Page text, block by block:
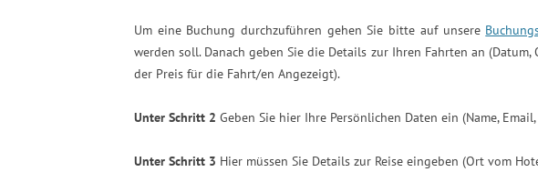
Um eine Buchung durchzuführen gehen Sie bitte auf unsere
werden soll. Danach geben Sie die Details zur Ihren Fahrten an
der Preis für die Fahrt/en Angezeigt).
Unter Schritt 2 Geben Sie hier Ihre Persönlichen Daten ein (Name,
Unter Schritt 3 Hier müssen Sie Details zur Reise eingeben (Ort vom